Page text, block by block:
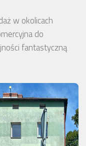
w okolicach
do
fantastyczną